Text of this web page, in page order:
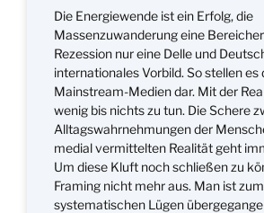
Die Energiewende ist ein Erfolg, die
Massenzuwanderung eine
Rezession nur eine Delle und
internationales Vorbild. So stellen es
Mainstream-Medien dar. Mit der
wenig bis nichts zu tun. Die Schere
Alltagswahrnehmungen der
medial vermittelten Realität geht
Um diese Kluft noch schließen zu
Framing nicht mehr aus. Man ist zum
systematischen Lügen